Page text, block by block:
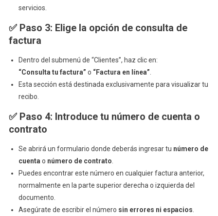
servicios.
✅ Paso 3: Elige la opción de consulta de
factura
Dentro del submenú de “Clientes”, haz clic en:
“Consulta tu factura” o “Factura en línea”
Esta sección está destinada exclusivamente para visualizar tu
recibo.
✅ Paso 4: Introduce tu número de cuenta o
contrato
Se abrirá un formulario donde deberás ingresar tu número de
cuenta o número de contrato
Puedes encontrar este número en cualquier factura anterior,
normalmente en la parte superior derecha o izquierda del
documento.
Asegúrate de escribir el número sin errores ni espacios